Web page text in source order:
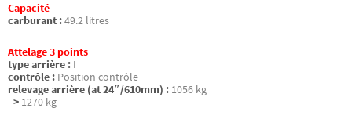
Capacité
carburant :49.2 litres
Attelage 3 points
type arrière : I
contrôle : Position contrôle
relevage arrière (at 24″/610mm) : 1056 kg
–> 1270 kg